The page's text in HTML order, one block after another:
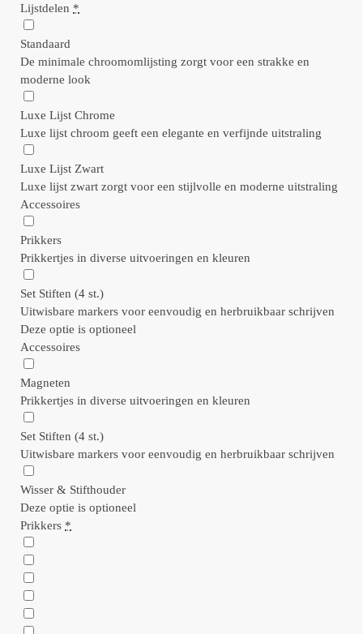
Lijstdelen *
Standaard
De minimale chroomomlijsting zorgt voor een strakke en
moderne look
Luxe Lijst Chrome
Luxe lijst chroom geeft een elegante en verfijnde uitstraling
Luxe Lijst Zwart
Luxe lijst zwart zorgt voor een stijlvolle en moderne uitstraling
Accessoires
Prikkers
Prikkertjes in diverse uitvoeringen en kleuren
Set Stiften (4 st.)
Uitwisbare markers voor eenvoudig en herbruikbaar schrijven
Deze optie is optioneel
Accessoires
Magneten
Prikkertjes in diverse uitvoeringen en kleuren
Set Stiften (4 st.)
Uitwisbare markers voor eenvoudig en herbruikbaar schrijven
Wisser & Stifthouder
Deze optie is optioneel
Prikkers *